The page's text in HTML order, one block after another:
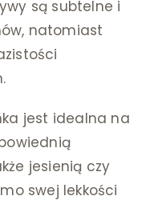
są subtelne i
natomiast
jest idealna na
jesienią czy
swej lekkości